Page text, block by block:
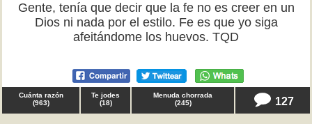
Gente, tenía que decir que la fe no es creer en un
Dios ni nada por el estilo. Fe es que yo siga
afeitándome los huevos. TQD
Cuánta razón
(963)
Te jodes
(18)
Menuda chorrada
(245) 127